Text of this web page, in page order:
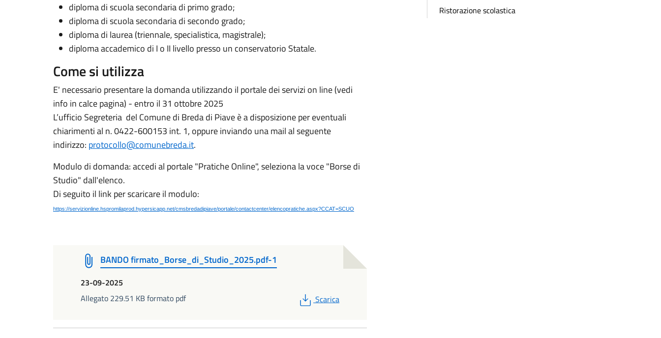
diploma di scuola secondaria di primo grado;
diploma di scuola secondaria di secondo grado;
diploma di laurea (triennale, specialistica, magistrale);
diploma accademico di I o II livello presso un conservatorio Statale.
Come si utilizza
E' necessario presentare la domanda utilizzando il portale dei servizi on line (vedi
info in calce pagina) - entro il 31 ottobre 2025
L’ufficio Segreteria del Comune di Breda di Piave è a disposizione per eventuali
chiarimenti al n. 0422-600153 int. 1, oppure inviando una mail al seguente
indirizzo: protocollo@comunebreda.it.
Modulo di domanda: accedi al portale "Pratiche Online", seleziona la voce "Borse di
Studio" dall'elenco.
Di seguito il link per scaricare il modulo:
https://servizionline.hspromilaprod.hypersicapp.net/cmsbredadipiave/portale/contactcenter/elencopratiche.aspx?CCAT=SCUO
BANDO firmato_Borse_di_Studio_2025.pdf-1
23-09-2025
Allegato 229.51 KB formato pdf
PDF
Scarica
Ristorazione scolastica